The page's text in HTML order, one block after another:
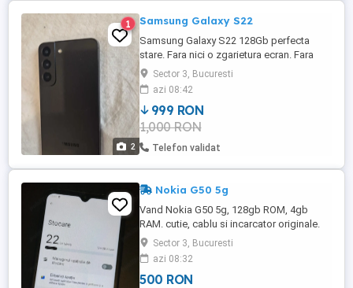
2
1 Samsung Galaxy S22
Samsung Galaxy S22 128Gb perfecta
stare. Fara nici o zgarietura ecran. Fara
urme de lovituri. Pret fix. Nu fac schimb.
Predare parc IOR sau Mall Park Lake.
Sector 3, Bucuresti
azi 08:42
999 RON
1,000 RON
Telefon validat
Nokia G50 5g
Vand Nokia G50 5g, 128gb ROM, 4gb
RAM. cutie, cablu si incarcator originale.
usoare urme de uzura pe spate.
functionalitate 10 10 aspect 8 10 nu fac
schimburi.
Sector 3, Bucuresti
azi 08:32
500 RON